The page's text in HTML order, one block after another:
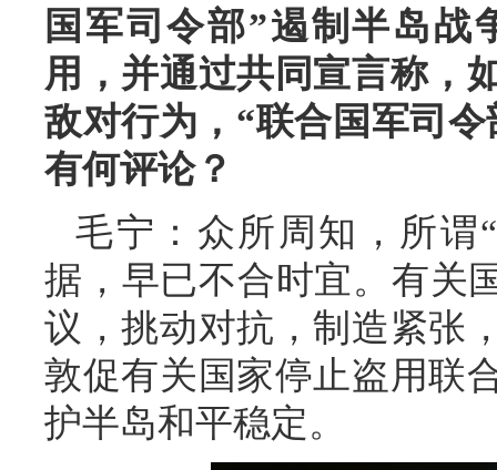
国军司令部”遏制半岛战
用，并通过共同宣言称，
敌对行为，“联合国军司
有何评论？
毛宁：众所周知，所谓
据，早已不合时宜。有关
议，挑动对抗，制造紧张
敦促有关国家停止盗用联
护半岛和平稳定。